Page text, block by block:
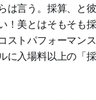
は言う。採算、と
！美とはそもそも
ストパフォーマン
に入場料以上の「